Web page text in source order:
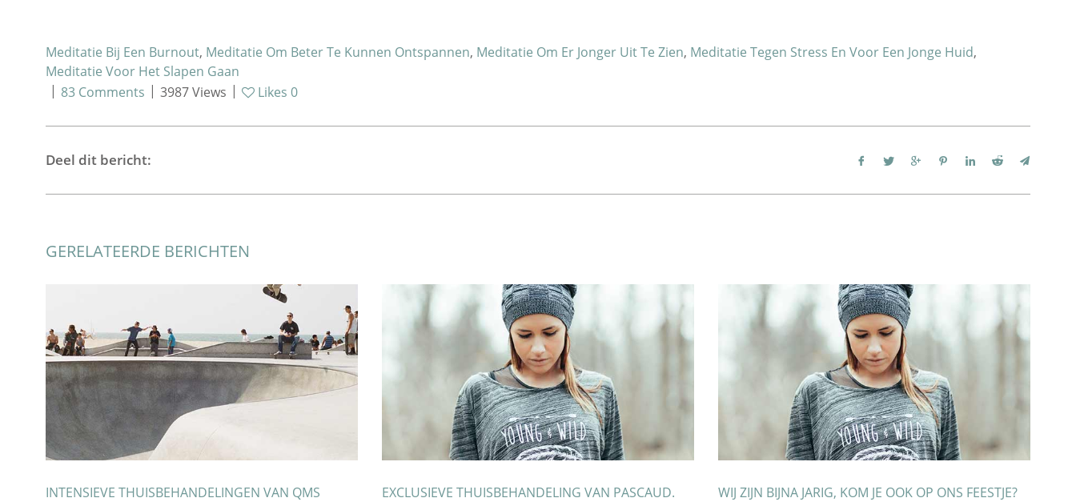
Meditatie Bij Een Burnout, Meditatie Om Beter Te Kunnen Ontspannen, Meditatie Om Er Jonger Uit Te Zien, Meditatie Tegen Stress En Voor Een Jonge Huid,
Meditatie Voor Het Slapen Gaan
| 83 Comments | 3987Views | Likes 0
Deel dit bericht:
GERELATEERDE BERICHTEN
INTENSIEVE THUISBEHANDELINGEN VAN QMS EXCLUSIEVE THUISBEHANDELING VAN PASCAUD. WIJ ZIJN BIJNA JARIG, KOM JE OOK OP ONS FEESTJE?